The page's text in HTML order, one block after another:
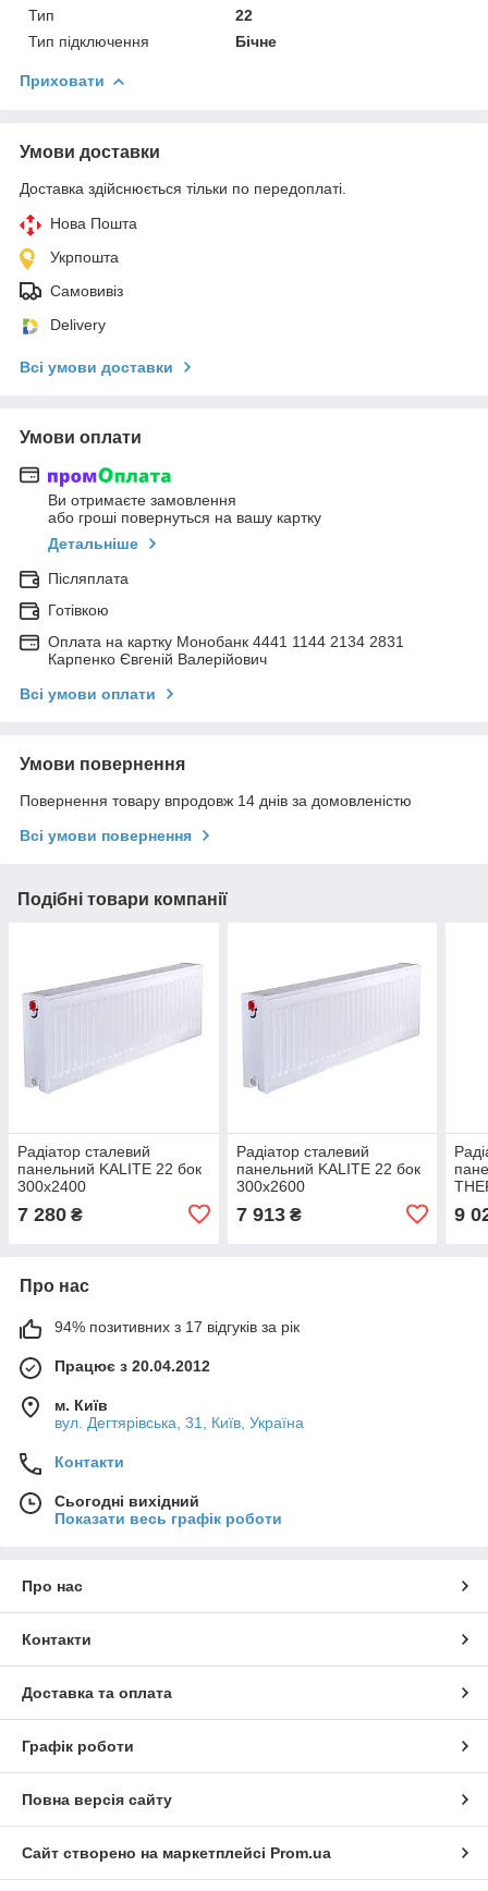
Тип
22
Тип підключення
Бічне
Приховати
Умови доставки
Доставка здійснюється тільки по передоплаті.
Нова Пошта
Укрпошта
Самовивіз
Delivery
Всі умови доставки
Умови оплати
Ви отримаєте замовлення
або гроші повернуться на вашу картку
Детальніше
Післяплата
Готівкою
Оплата на картку Монобанк 4441 1144 2134 2831
Карпенко Євгеній Валерійович
Всі умови оплати
Умови повернення
Повернення товару впродовж 14 днів за домовленістю
Всі умови повернення
Подібні товари компанії
Радіатор сталевий
панельний KALITE 22 бок
300х2400
7 280 ₴
Радіатор сталевий
панельний KALITE 22 бок
300х2600
7 913₴ 9
Про нас
94% позитивних з 17 відгуків за рік
Працює з 20.04.2012
м. Київ
вул. Дегтярівська, 31, Київ, Україна
Контакти
Сьогодні вихідний
Показати весь графік роботи
Про нас
Контакти
Доставка та оплата
Графік роботи
Повна версія сайту
Сайт створено на маркетплейсі Prom.ua